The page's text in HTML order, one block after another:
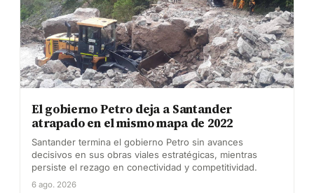
El gobierno Petro deja a Santander
atrapado en el mismo mapa de 2022
Santander termina el gobierno Petro sin avances
decisivos en sus obras viales estratégicas, mientras
persiste el rezago en conectividad y competitividad.
6 ago. 2026